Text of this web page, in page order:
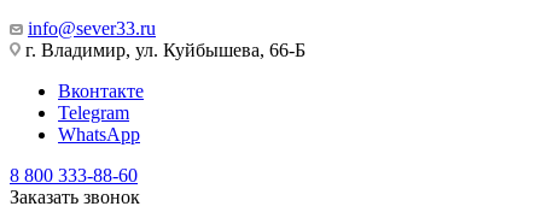
info@sever33.ru
г. Владимир, ул. Куйбышева, 66-Б
Вконтакте
Telegram
WhatsApp
8 800 333-88-60
Заказать звонок